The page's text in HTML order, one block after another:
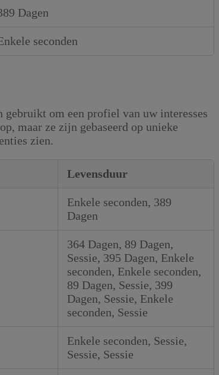
Dagen
seconden
om een profiel van uw interesses
maar ze zijn gebaseerd op unieke
zien.
Levensduur
Enkele seconden, 389
Dagen
364 Dagen, 89 Dagen,
Sessie, 395 Dagen, Enkele
seconden, Enkele seconden,
89 Dagen, Sessie, 399
Dagen, Sessie, Enkele
seconden, Sessie
Enkele seconden, Sessie,
Sessie, Sessie